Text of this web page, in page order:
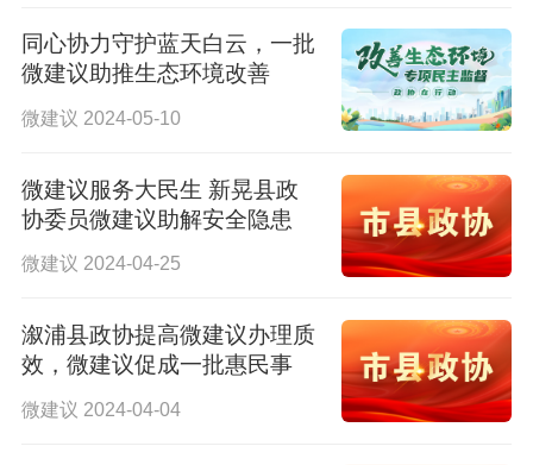
同心协力守护蓝天白云，一批
微建议助推生态环境改善
微建议 2024-05-10
微建议服务大民生 新晃县政
协委员微建议助解安全隐患
微建议 2024-04-25
溆浦县政协提高微建议办理质
效，微建议促成一批惠民事
微建议 2024-04-04